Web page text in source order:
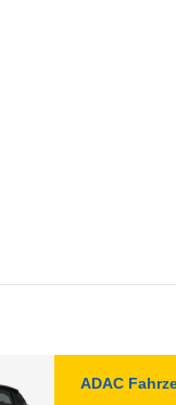
ADAC